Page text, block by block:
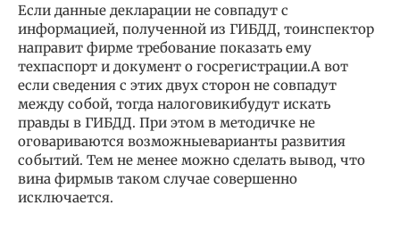
Если данные декларации не совпадут с
информацией, полученной из ГИБДД, тоинспектор
направит фирме требование показать ему
техпаспорт и документ о госрегистрации.А вот
если сведения с этих двух сторон не совпадут
между собой, тогда налоговикибудут искать
правды в ГИБДД. При этом в методичке не
оговариваются возможныеварианты развития
событий. Тем не менее можно сделать вывод, что
вина фирмыв таком случае совершенно
исключается.